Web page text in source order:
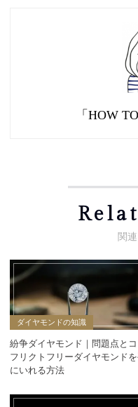
「HOW
ダイヤモンドの知識
紛争ダイヤモンド｜問題点と
フリクトフリーダイヤモンド
にいれる方法